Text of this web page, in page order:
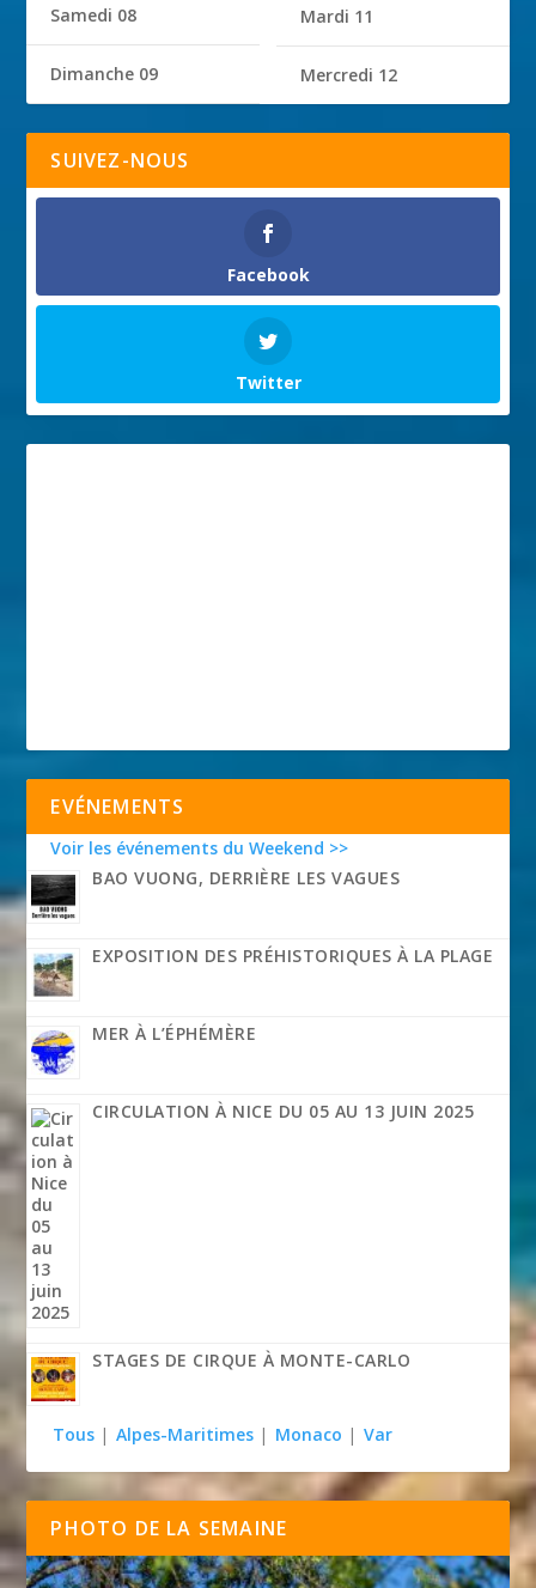
Samedi 08
Dimanche 09
Mardi 11
Mercredi 12
SUIVEZ-NOUS
Facebook
Twitter
EVÉNEMENTS
Voir les événements du Weekend >>
BAO VUONG, DERRIÈRE LES VAGUES
EXPOSITION DES PRÉHISTORIQUES À LA PLAGE
MER À L’ÉPHÉMÈRE
CIRCULATION À NICE DU 05 AU 13 JUIN 2025
STAGES DE CIRQUE À MONTE-CARLO
Tous | Alpes-Maritimes | Monaco | Var
PHOTO DE LA SEMAINE